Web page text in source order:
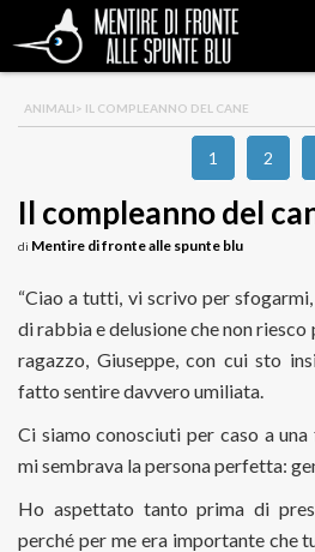
ANIMALI> IL COMPLEANNO DEL CANE
1 2
Il compleanno del
di Mentire di fronte alle spunte blu
“Ciao a tutti, vi scrivo per
di rabbia e delusione che non riesco
ragazzo, Giuseppe, con cui sto
fatto sentire davvero umiliata.
Ci siamo conosciuti per caso a
mi sembrava la persona perfetta:
Ho aspettato tanto prima di
perché per me era importante che